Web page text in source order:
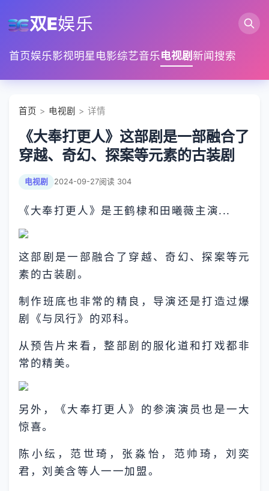
双E娱乐
首页娱乐影视明星电影综艺音乐电视剧新闻搜索
首页 > 电视剧 > 详情
《大奉打更人》这部剧是一部融合了
穿越、奇幻、探案等元素的古装剧
电视剧 2024-09-27阅读 304
《大奉打更人》是王鹤棣和田曦薇主演...
这部剧是一部融合了穿越、奇幻、探案等元
素的古装剧。
制作班底也非常的精良，导演还是打造过爆
剧《与凤行》的邓科。
从预告片来看，整部剧的服化道和打戏都非
常的精美。
另外，《大奉打更人》的参演演员也是一大
惊喜。
陈小纭，范世琦，张淼怡，范帅琦，刘奕
君，刘美含等人一一加盟。